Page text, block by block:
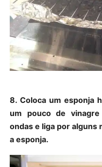
8. Coloca um esponja
um pouco de
ondas e liga por alguns
a esponja.